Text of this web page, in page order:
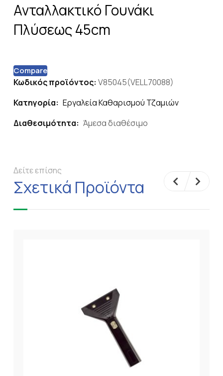
Ανταλλακτικό Γουνάκι
Πλύσεως 45cm
Compare
Κωδικός προϊόντος: V85045(VELL70088)
Κατηγορία: Εργαλεία Καθαρισμού Τζαμιών
Διαθεσιμότητα: Άμεσα διαθέσιμο
Δείτε επίσης
Σχετικά Προϊόντα